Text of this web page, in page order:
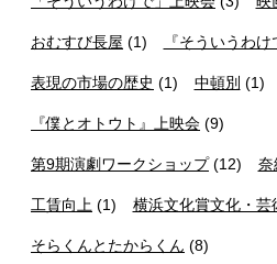
おむすび長屋 (1) 『そういうわ
表現の市場の歴史 (1) 中頓別 (1)
『僕とオトウト』上映会 (9)
第9期演劇ワークショップ(12) 奈
工賃向上 (1) 横浜文化賞文化・芸
そらくんとたからくん (8)